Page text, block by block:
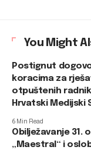
You Might
Postignut
koracima za
otpuštenih
Hrvatski Medijski
6 Min Read
Obilježavanje 31.
„Maestral“ i